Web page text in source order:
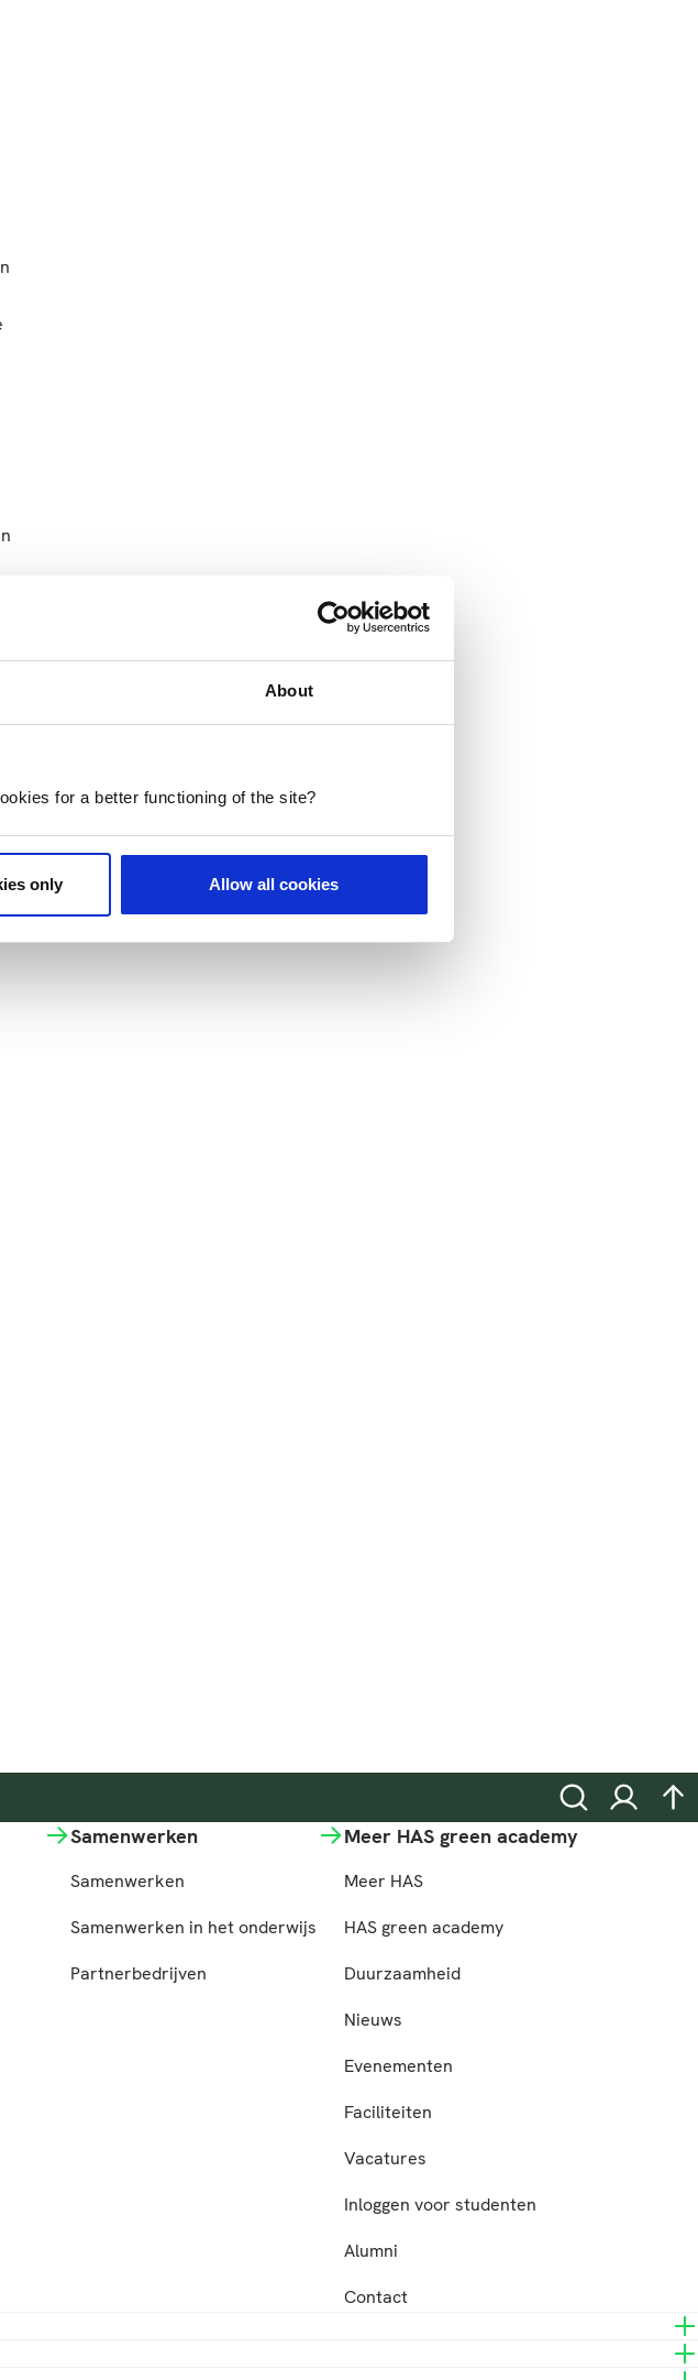
About
for a better functioning of the site?
only Allow all cookies
ZoekenInloggen
Samenwerken
Samenwerken
Samenwerken in het onderwijs
Partnerbedrijven
Meer HAS green academy
Meer HAS
HAS green academy
Duurzaamheid
Nieuws
Evenementen
Faciliteiten
Vacatures
Inloggen voor studenten
Alumni
Contact